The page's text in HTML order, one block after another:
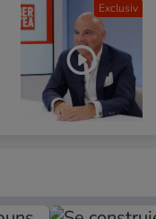
Exclusiv